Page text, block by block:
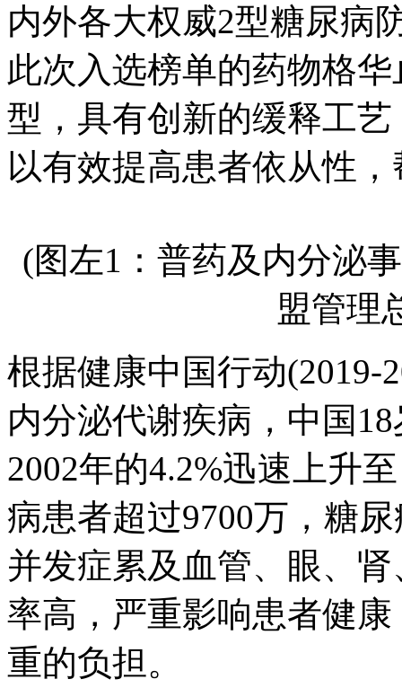
内外各大权威2型糖尿病
此次入选榜单的药物格
型，具有创新的缓释工
以有效提高患者依从性
(图左1：普药及内分泌
盟管理
根据健康中国行动(2019-
内分泌代谢疾病，中国
2002年的4.2%迅速上升
病患者超过9700万，糖
并发症累及血管、眼、
率高，严重影响患者健
重的负担。